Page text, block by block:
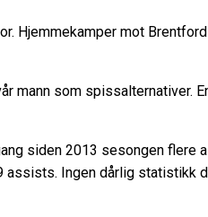
Hjemmekamper mot
mann som
siden 2013 sesongen flere
Ingen dårlig statistikk